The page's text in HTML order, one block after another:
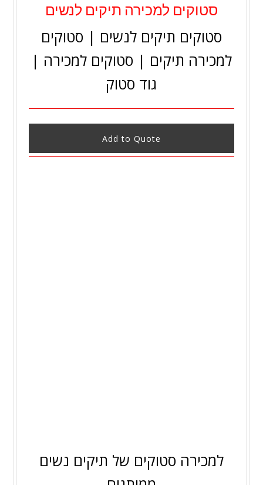
סטוקים למכירה תיקים לנשים
סטוקים תיקים לנשים | סטוקים
למכירה תיקים | סטוקים למכירה |
גוד סטוק
Add to Quote
למכירה סטוקים של תיקים נשים